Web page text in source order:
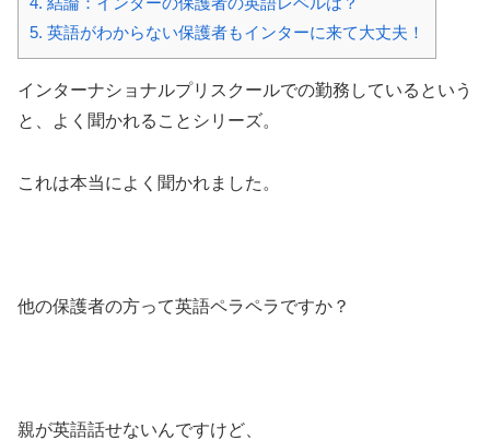
5. 英語がわからない保護者もインターに来て大丈夫！
インターナショナルプリスクールでの勤務しているという
と、よく聞かれることシリーズ。
これは本当によく聞かれました。
他の保護者の方って英語ペラペラですか？
親が英語話せないんですけど、